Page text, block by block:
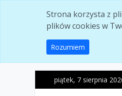
Strona korzysta z
plików cookies w
Rozumiem
piątek, 7 sierpnia